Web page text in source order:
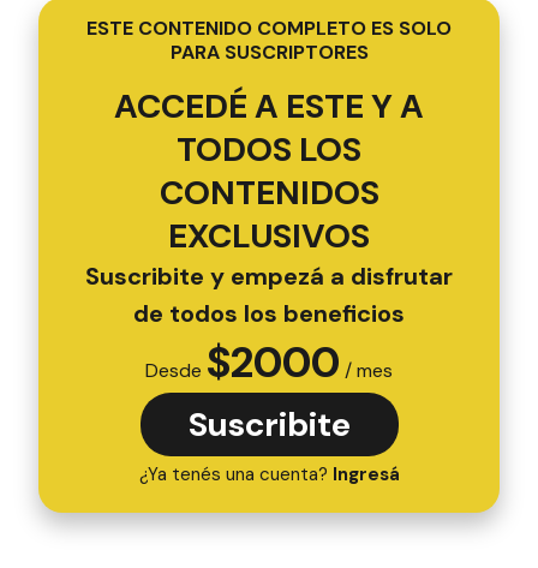
ESTE CONTENIDO COMPLETO ES SOLO
PARA SUSCRIPTORES
ACCEDÉ A ESTE Y A
TODOS LOS
CONTENIDOS
EXCLUSIVOS
Suscribite y empezá a disfrutar
de todos los beneficios
Desde $2000 / mes
Suscribite
¿Ya tenés una cuenta? Ingresá